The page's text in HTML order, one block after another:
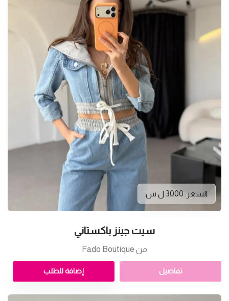
السعر: 3000 ل.س
سيت جينز باكستاني
من Fado Boutique
تفاصيل إضافة للطلب